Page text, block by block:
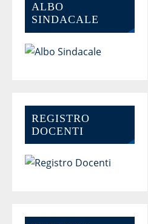
ALBO
SINDACALE
REGISTRO
DOCENTI